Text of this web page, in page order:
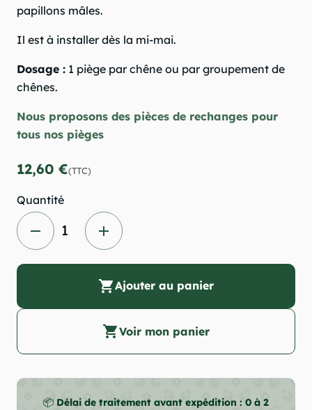
papillons mâles.
Il est à installer dès la mi-mai.
Dosage : 1 piège par chêne ou par groupement de
chênes.
Nous proposons des pièces de rechanges pour
tous nos pièges
12,60 €(TTC)
Quantité
remove add
shopping_cartAjouter au panier
shopping_cartVoir mon panier
📦 Délai de traitement avant expédition : 0 à 2